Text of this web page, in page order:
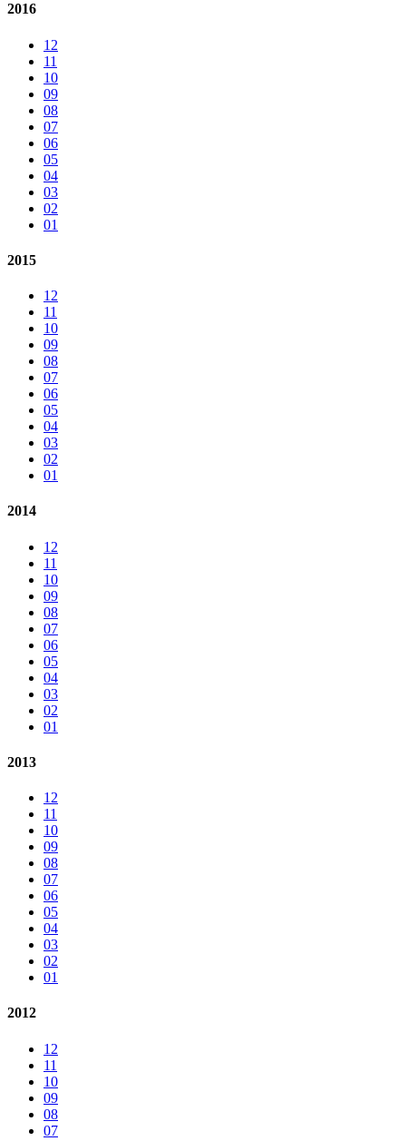
2016
12
11
10
09
08
07
06
05
04
03
02
01
2015
12
11
10
09
08
07
06
05
04
03
02
01
2014
12
11
10
09
08
07
06
05
04
03
02
01
2013
12
11
10
09
08
07
06
05
04
03
02
01
2012
12
11
10
09
08
07